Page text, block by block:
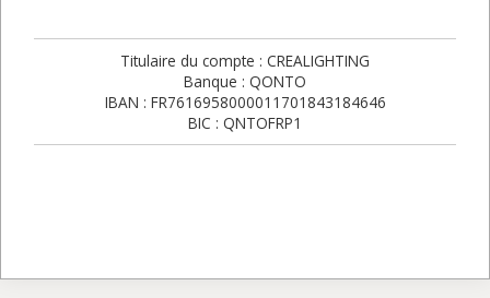
Titulaire du compte : CREALIGHTING
Banque : QONTO
IBAN : FR7616958000011701843184646
BIC : QNTOFRP1